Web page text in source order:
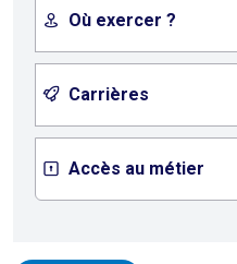
Où exercer ?
Carrières
Accès au métier